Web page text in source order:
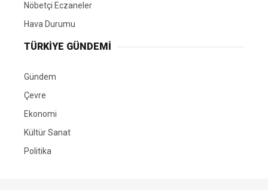
Nöbetçi Eczaneler
Hava Durumu
TÜRKIYE GÜNDEMI
Gündem
Çevre
Ekonomi
Kültür Sanat
Politika